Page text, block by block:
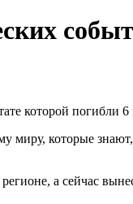
которой
миру, которые
а сейчас